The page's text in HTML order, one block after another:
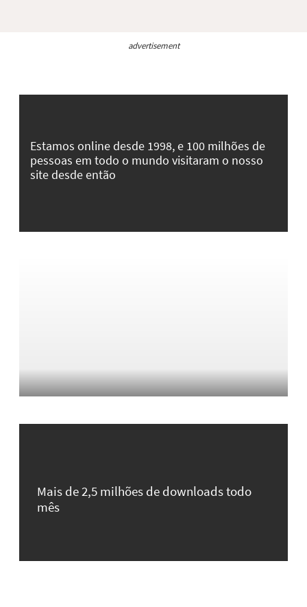
advertisement
Estamos online desde 1998, e 100 milhões de
pessoas em todo o mundo visitaram o nosso
site desde então
Mais de 2,5 milhões de downloads todo
mês